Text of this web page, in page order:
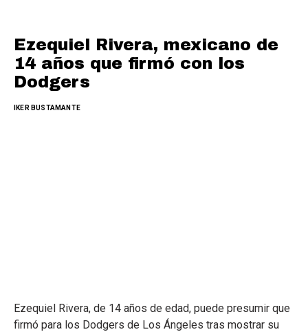
Ezequiel Rivera, mexicano de
14 años que firmó con los
Dodgers
IKER BUSTAMANTE
Ezequiel Rivera, de 14 años de edad, puede presumir que
firmó para los Dodgers de Los Ángeles tras mostrar su